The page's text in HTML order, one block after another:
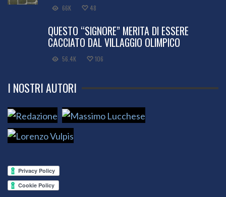
66K 48
QUESTO “SIGNORE” MERITA DI ESSERE
CACCIATO DAL VILLAGGIO OLIMPICO
56.4K 106
I NOSTRI AUTORI